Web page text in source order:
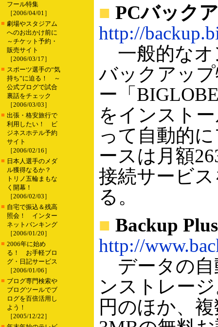
フール特集
［2006/04/01］
■ 劇場やスタジアム
へのお出かけ前に
～チケット予約・
販売サイト
［2006/03/17］
■ スポーツ選手の“気
持ち”に迫る！ ～
公式ブログで試合
裏話をチェック
［2006/03/03］
■ 出張・格安旅行で
利用したい！ ビ
ジネスホテル予約
サイト
［2006/02/16］
■ 日本人選手のメダ
ル獲得なるか？
トリノ五輪まもな
く開幕！
［2006/02/03］
■ 自宅で振込＆残高
照会！ インター
ネットバンキング
［2006/01/20］
■ 2006年に始め
る！ お手軽ブロ
グ・日記サービス
［2006/01/06］
■ ブログ専門検索や
ブログツールでブ
ログを百倍活用し
よう！
［2005/12/22］
■ PCバック
http://
一般的なオ
バックアッ
ー「
をインスト
って自動的
ースは月額
接続サービ
る。
■ Backup Plus
http://
データの自
ンストレー
円のほか、